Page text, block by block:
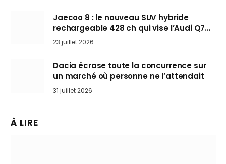
Jaecoo 8 : le nouveau SUV hybride
rechargeable 428 ch qui vise l’Audi Q7
arrive en Europe cet automne
23 juillet 2026
Dacia écrase toute la concurrence sur
un marché où personne ne l’attendait
31 juillet 2026
À LIRE